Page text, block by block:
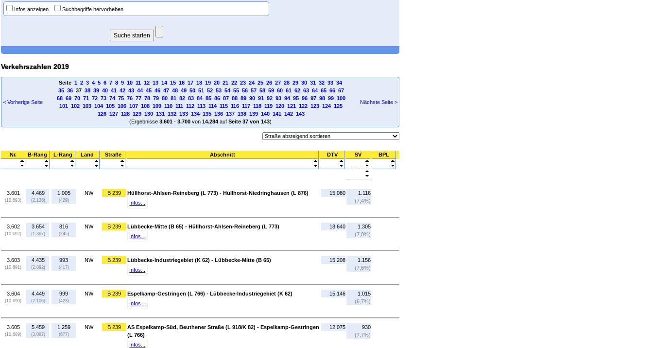
Infos anzeigen Suchbegriffe hervorheben
Verkehrszahlen 2019
< Vorherige Seite
Seite 1 2 3 4 5 6 7 8 9 10 11 12 13 14 15 16 17 18 19 20 21 22 23 24 25 26 27 28 29 30 31 32 33 34
35 3637 38 39 40 41 42 43 44 45 46 47 48 49 50 51 52 53 54 55 56 57 58 59 60 61 62 63 64 65 66 67
68 69 70 71 72 73 74 75 76 77 78 79 80 81 82 83 84 85 86 87 88 89 90 91 92 93 94 95 96 97 98 99 100
101 102 103 104 105 106 107 108 109 110 111 112 113 114 115 116 117 118 119 120 121 122 123 124 125
126 127 128 129 130 131 132 133 134 135 136 137 138 139 140 141 142 143
(Ergebnisse 3.601- 3.700von 14.284auf Seite 37 von 143)
Nächste Seite >
Nr. B-Rang L-Rang Land Straße Abschnitt DTV SV BPL
3.601
(10.693)
4.469
(2.126)
1.005
(429)
NW B 239
Hüllhorst-Ahlsen-Reineberg (L 773) - Hüllhorst-Niedringhausen (L 876)
Infos...
15.080
1.116
(7,4%)
3.602
(10.692)
3.654
(1.367)
816
(245)
NW B 239
Lübbecke-Mitte (B 65) - Hüllhorst-Ahlsen-Reineberg (L 773)
Infos...
18.640
1.305
(7,0%)
3.603
(10.691)
4.435
(2.092)
993
(417)
NW B 239
Lübbecke-Industriegebiet (K 62) - Lübbecke-Mitte (B 65)
Infos...
15.208
1.156
(7,6%)
3.604
(10.690)
4.449
(2.106)
999
(423)
NW B 239
Espelkamp-Gestringen (L 766) - Lübbecke-Industriegebiet (K 62)
Infos...
15.146
1.015
(6,7%)
3.605
(10.689)
5.459
(3.087)
1.259
(677)
NW B 239
AS Espelkamp-Süd, Beuthener Straße (L 918/K 82) - Espelkamp-Gestringen
(L 766)
Infos...
12.075
930
(7,7%)